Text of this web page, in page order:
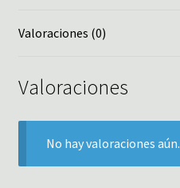
Valoraciones (0)
Valoraciones
No hay valoraciones aún.